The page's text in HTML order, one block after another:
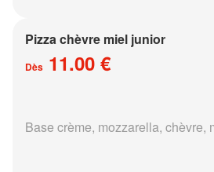
Pizza chèvre miel junior
Dès 11.00 €
Base crème, mozzarella, chèvre,